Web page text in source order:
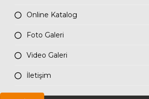
Online Katalog
Foto Galeri
Video Galeri
İletişim